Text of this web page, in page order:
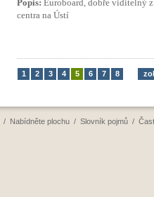
Popis: Euroboard, dobře viditelný
centra na Ústí
1 2 3 4 5 6 7 8
/ Nabídněte plochu / Slovník pojmů /